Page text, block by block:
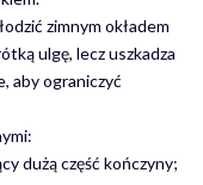
zimnym okładem
ulgę, lecz uszkadza
aby ograniczyć
dużą część kończyny;